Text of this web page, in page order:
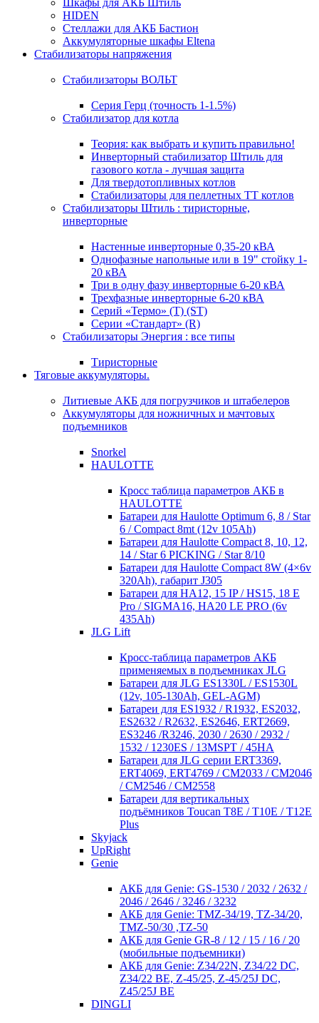
Шкафы для АКБ Штиль
HIDEN
Стеллажи для АКБ Бастион
Аккумуляторные шкафы Eltena
Стабилизаторы напряжения
Стабилизаторы ВОЛЬТ
Серия Герц (точность 1-1.5%)
Стабилизатор для котла
Теория: как выбрать и купить правильно!
Инверторный стабилизатор Штиль для
газового котла - лучшая защита
Для твердотопливных котлов
Стабилизаторы для пеллетных ТТ котлов
Стабилизаторы Штиль : тиристорные,
инверторные
Настенные инверторные 0,35-20 кВА
Однофазные напольные или в 19" стойку 1-
20 кВА
Три в одну фазу инверторные 6-20 кВА
Трехфазные инверторные 6-20 кВА
Серий «Термо» (T) (ST)
Серии «Стандарт» (R)
Стабилизаторы Энергия : все типы
Тиристорные
Тяговые аккумуляторы.
Литиевые АКБ для погрузчиков и штабелеров
Аккумуляторы для ножничных и мачтовых
подъемников
Snorkel
HAULOTTE
Кросc таблица параметров АКБ в
HAULOTTE
Батареи для Haulotte Optimum 6, 8 / Star
6 / Compact 8mt (12v 105Ah)
Батареи для Haulotte Compact 8, 10, 12,
14 / Star 6 PICKING / Star 8/10
Батареи для Haulotte Compact 8W (4×6v
320Ah), габарит J305
Батареи для HA12, 15 IP / HS15, 18 E
Pro / SIGMA16, HA20 LE PRO (6v
435Ah)
JLG Lift
Кросc-таблица параметров АКБ
применяемых в подъемниках JLG
Батареи для JLG ES1330L / ES1530L
(12v, 105-130Ah, GEL-AGM)
Батареи для ES1932 / R1932, ES2032,
ES2632 / R2632, ES2646, ERT2669,
ES3246 /R3246, 2030 / 2630 / 2932 /
1532 / 1230ES / 13MSPT / 45HA
Батареи для JLG серии ERT3369,
ERT4069, ERT4769 / CM2033 / CM2046
/ CM2546 / CM2558
Батареи для вертикальных
подъёмников Toucan T8E / T10E / T12E
Plus
Skyjack
UpRight
Genie
АКБ для Genie: GS-1530 / 2032 / 2632 /
2046 / 2646 / 3246 / 3232
АКБ для Genie: TMZ-34/19, TZ-34/20,
TMZ-50/30 ,TZ-50
АКБ для Genie GR-8 / 12 / 15 / 16 / 20
(мобильные подъемники)
АКБ для Genie: Z34/22N, Z34/22 DC,
Z34/22 BE, Z-45/25, Z-45/25J DC,
Z45/25J BE
DINGLI